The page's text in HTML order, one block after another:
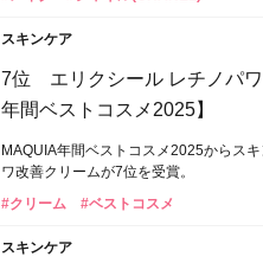
スキンケア
7位 エリクシール レチノパ
年間ベストコスメ2025】
MAQUIA年間ベストコスメ2025からス
ワ改善クリームが7位を受賞。
#クリーム
#ベストコスメ
スキンケア